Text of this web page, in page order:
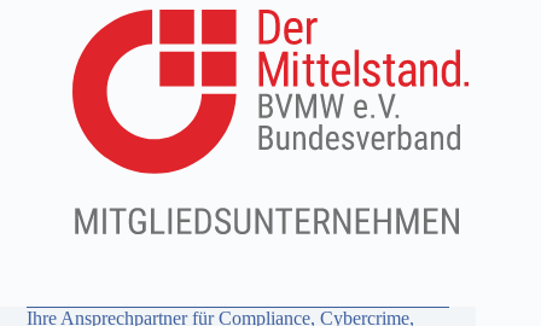
Ihre Ansprechpartner für Compliance, Cybercrime,